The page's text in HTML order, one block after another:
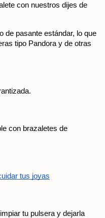
con nuestros dijes de
de pasante estándar, lo que
tipo Pandora y de otras
con brazaletes de
tus joyas
tu pulsera y dejarla